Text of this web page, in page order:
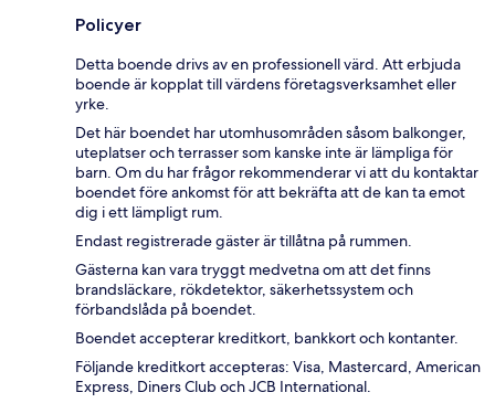
Policyer
Detta boende drivs av en professionell värd. Att erbjuda
boende är kopplat till värdens företagsverksamhet eller
yrke.
Det här boendet har utomhusområden såsom balkonger,
uteplatser och terrasser som kanske inte är lämpliga för
barn. Om du har frågor rekommenderar vi att du kontaktar
boendet före ankomst för att bekräfta att de kan ta emot
dig i ett lämpligt rum.
Endast registrerade gäster är tillåtna på rummen.
Gästerna kan vara tryggt medvetna om att det finns
brandsläckare, rökdetektor, säkerhetssystem och
förbandslåda på boendet.
Boendet accepterar kreditkort, bankkort och kontanter.
Följande kreditkort accepteras: Visa, Mastercard, American
Express, Diners Club och JCB International.